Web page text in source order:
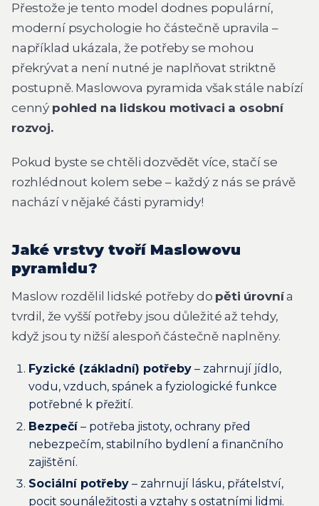
Přestože je tento model dodnes populární,
moderní psychologie ho částečně upravila –
například ukázala, že potřeby se mohou
překrývat a není nutné je naplňovat striktně
postupně. Maslowova pyramida však stále nabízí
cenný pohled na lidskou motivaci a osobní
rozvoj.
Pokud byste se chtěli dozvědět více, stačí se
rozhlédnout kolem sebe – každý z nás se právě
nachází v nějaké části pyramidy!
Jaké vrstvy tvoří Maslowovu
pyramidu?
Maslow rozdělil lidské potřeby do pěti úrovnía
tvrdil, že vyšší potřeby jsou důležité až tehdy,
když jsou ty nižší alespoň částečně naplněny.
Fyzické (základní) potřeby – zahrnují jídlo,
vodu, vzduch, spánek a fyziologické funkce
potřebné k přežití.
Bezpečí– potřeba jistoty, ochrany před
nebezpečím, stabilního bydlení a finančního
zajištění.
Sociální potřeby – zahrnují lásku, přátelství,
pocit sounáležitosti a vztahy s ostatními lidmi.